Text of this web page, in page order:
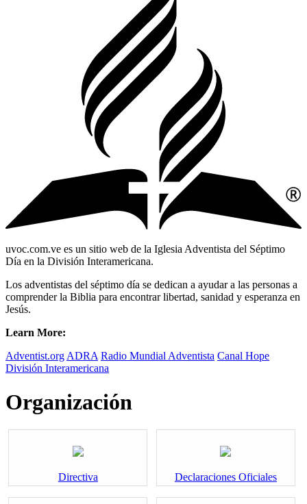
uvoc.com.ve es un sitio web de la Iglesia Adventista del Séptimo
Día en la División Interamericana.
Los adventistas del séptimo día se dedican a ayudar a las personas a
comprender la Biblia para encontrar libertad, sanidad y esperanza en
Jesús.
Learn More:
Adventist.org ADRA Radio Mundial Adventista Canal Hope
División Interamericana
Organización
Directiva Declaraciones Oficiales